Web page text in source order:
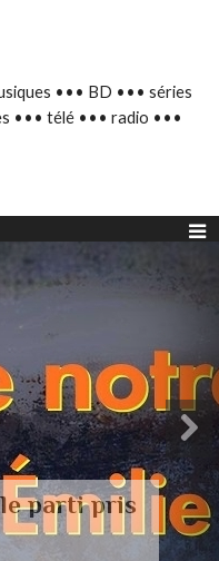
••• BD ••• séries
••• télé ••• radio •••